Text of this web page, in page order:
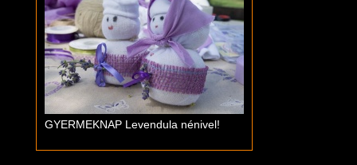
GYERMEKNAP Levendula nénivel!